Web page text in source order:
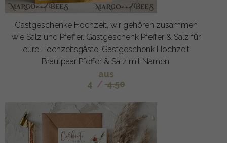
Gastgeschenke Hochzeit, wir gehören zusammen
wie Salz und Pfeffer. Gastgeschenk Pfeffer & Salz für
eure Hochzeitsgäste, Gastgeschenk Hochzeit
Brautpaar Pfeffer & Salz mit Namen.
aus
4 / 4.50